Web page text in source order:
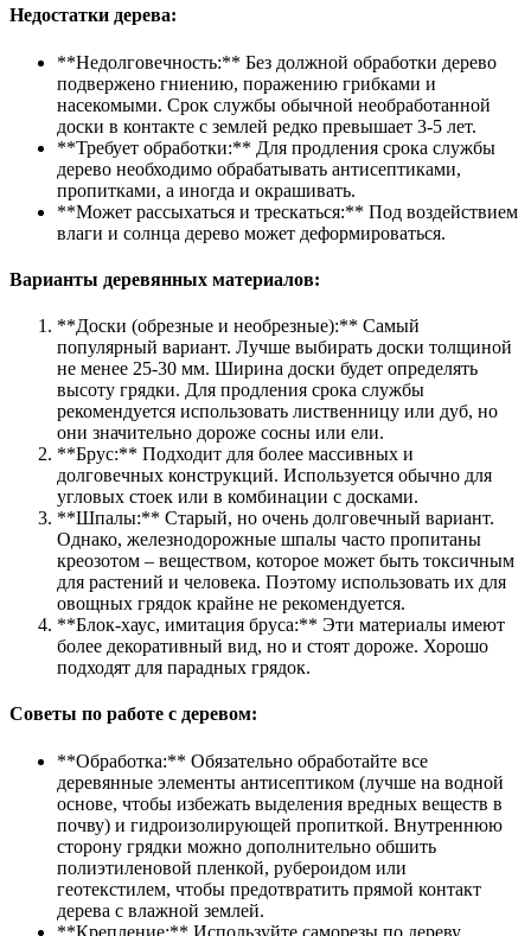
Недостатки дерева:
**Недолговечность:** Без должной обработки дерево
подвержено гниению, поражению грибками и
насекомыми. Срок службы обычной необработанной
доски в контакте с землей редко превышает 3-5 лет.
**Требует обработки:** Для продления срока службы
дерево необходимо обрабатывать антисептиками,
пропитками, а иногда и окрашивать.
**Может рассыхаться и трескаться:** Под воздействием
влаги и солнца дерево может деформироваться.
Варианты деревянных материалов:
**Доски (обрезные и необрезные):** Самый
популярный вариант. Лучше выбирать доски толщиной
не менее 25-30 мм. Ширина доски будет определять
высоту грядки. Для продления срока службы
рекомендуется использовать лиственницу или дуб, но
они значительно дороже сосны или ели.
**Брус:** Подходит для более массивных и
долговечных конструкций. Используется обычно для
угловых стоек или в комбинации с досками.
**Шпалы:** Старый, но очень долговечный вариант.
Однако, железнодорожные шпалы часто пропитаны
креозотом – веществом, которое может быть токсичным
для растений и человека. Поэтому использовать их для
овощных грядок крайне не рекомендуется.
**Блок-хаус, имитация бруса:** Эти материалы имеют
более декоративный вид, но и стоят дороже. Хорошо
подходят для парадных грядок.
Советы по работе с деревом:
**Обработка:** Обязательно обработайте все
деревянные элементы антисептиком (лучше на водной
основе, чтобы избежать выделения вредных веществ в
почву) и гидроизолирующей пропиткой. Внутреннюю
сторону грядки можно дополнительно обшить
полиэтиленовой пленкой, рубероидом или
геотекстилем, чтобы предотвратить прямой контакт
дерева с влажной землей.
**Крепление:** Используйте саморезы по дереву,